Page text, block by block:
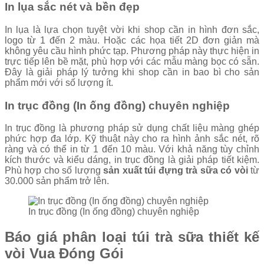
In lụa sắc nét và bền đẹp
In lụa là lựa chọn tuyệt vời khi shop cần in hình đơn sắc,
logo từ 1 đến 2 màu. Hoặc các họa tiết 2D đơn giản mà
không yêu cầu hình phức tạp. Phương pháp này thực hiện in
trực tiếp lên bề mặt, phù hợp với các mẫu màng bọc có sẵn.
Đây là giải pháp lý tưởng khi shop cần in bao bì cho sản
phẩm mới với số lượng ít.
In trục đồng (In ống đồng) chuyên nghiệp
In trục đồng là phương pháp sử dụng chất liệu màng ghép
phức hợp đa lớp. Kỹ thuật này cho ra hình ảnh sắc nét, rõ
ràng và có thể in từ 1 đến 10 màu. Với khả năng tùy chỉnh
kích thước và kiểu dáng, in trục đồng là giải pháp tiết kiệm.
Phù hợp cho số lượngsản xuất túi đựng trà sữa có vòitừ
30.000 sản phẩm trở lên.
In trục đồng (In ống đồng) chuyên nghiệp
Báo giá phân loại túi trà sữa thiết kế
vòi Vua Đóng Gói